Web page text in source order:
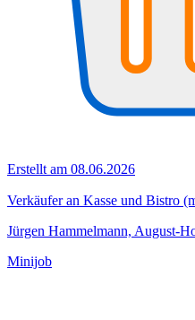
Erstellt am 08.06.2026
Verkäufer an Kasse und Bistro
Jürgen Hammelmann, August-
Minijob